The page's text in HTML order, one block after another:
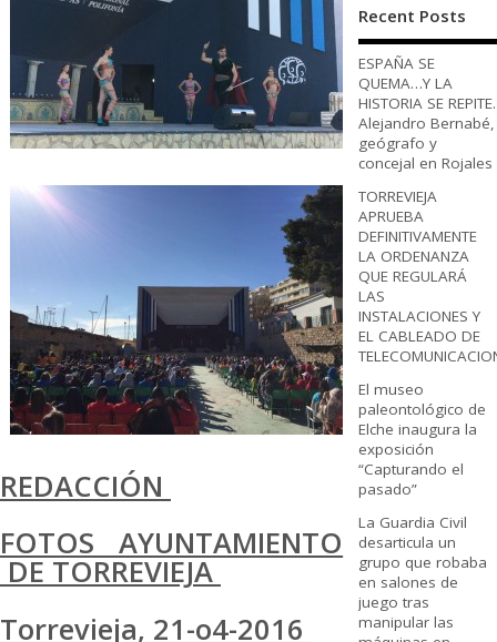
REDACCIÓN
FOTOS AYUNTAMIENTO
DE TORREVIEJA
Torrevieja, 21-o4-2016
Recent Posts
ESPAÑA SE
QUEMA…Y LA
HISTORIA SE REPITE.
Alejandro Bernabé,
geógrafo y
concejal en Rojales
TORREVIEJA
APRUEBA
DEFINITIVAMENTE
LA ORDENANZA
QUE REGULARÁ
LAS
INSTALACIONES Y
EL CABLEADO DE
El museo
paleontológico de
Elche inaugura la
exposición
“Capturando el
pasado”
La Guardia Civil
desarticula un
grupo que robaba
en salones de
juego tras
manipular las